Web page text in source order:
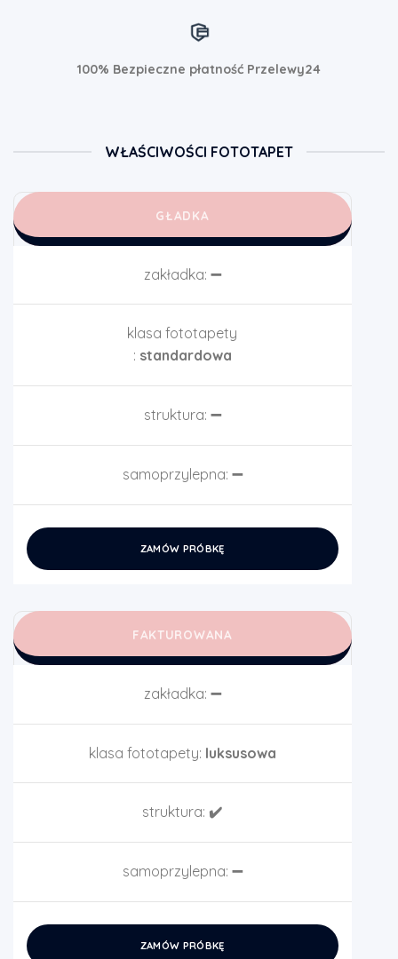
100% Bezpieczne płatność Przelewy24
WŁAŚCIWOŚCI FOTOTAPET
GŁADKA
zakładka: ➖
klasa fototapety
: standardowa
struktura: ➖
samoprzylepna: ➖
ZAMÓW PRÓBKĘ
FAKTUROWANA
zakładka: ➖
klasa fototapety: luksusowa
struktura: ✔️
samoprzylepna: ➖
ZAMÓW PRÓBKĘ